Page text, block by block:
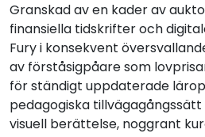
Granskad av en kader av
finansiella tidskrifter och
Fury i konsekvent
av förståsigpåare som
för ständigt uppdaterade
pedagogiska
visuell berättelse, noggrant